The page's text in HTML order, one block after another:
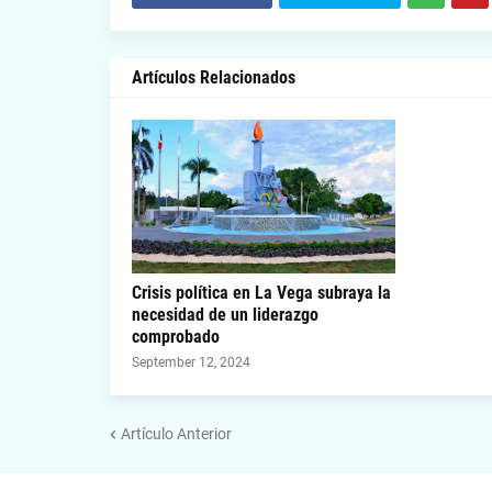
Artículos Relacionados
Crisis política en La Vega subraya la
necesidad de un liderazgo
comprobado
September 12, 2024
Artículo Anterior